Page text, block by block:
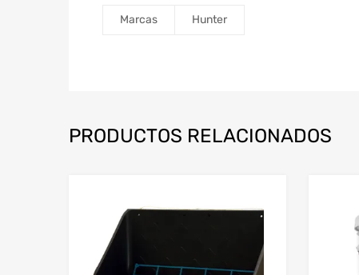
Marcas Hunter
PRODUCTOS RELACIONADOS